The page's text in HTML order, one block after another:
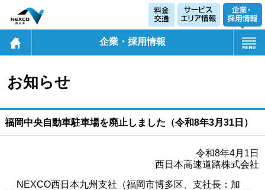
企業・採用情報
お知らせ
福岡中央自動車駐車場を廃止しました（令和8年3月31日）
令和8年4月1日
西日本高速道路株式会社
NEXCO西日本九州支社（福岡市博多区、支社長：加